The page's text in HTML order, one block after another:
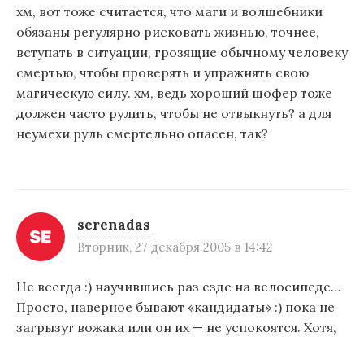
хм, вот тоже считается, что маги и волшебники
обязаны регулярно рисковать жизнью, точнее,
вступать в ситуации, грозящие обычному человеку
смертью, чтобы проверять и упражнять свою
магическую силу. хм, ведь хороший шофер тоже
должен часто рулить, чтобы не отвыкнуть? а для
неумехи руль смертельно опасен, так?
serenadas
Вторник, 27 декабря 2005 в 14:42
Не всегда :) научившись раз езде на велосипеде…
Просто, наверное бывают «кандидаты» :) пока не
загрызут вожака или он их — не успокоятся. Хотя,